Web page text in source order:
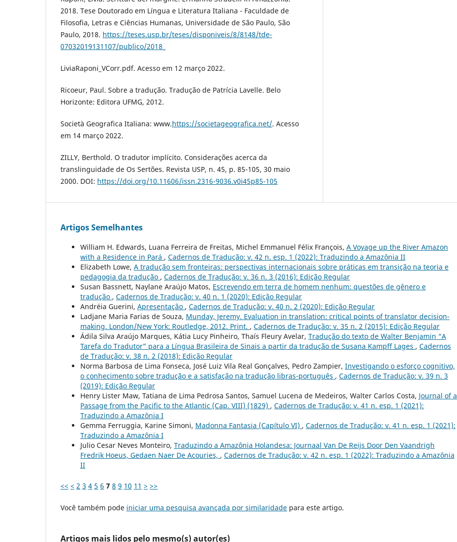
2018. Tese Doutorado em Língua e Literatura Italiana - Faculdade de
Filosofia, Letras e Ciências Humanas, Universidade de São Paulo, São
Paulo, 2018. https://teses.usp.br/teses/disponiveis/8/8148/tde-
07032019131107/publico/2018_
LiviaRaponi_VCorr.pdf. Acesso em 12 março 2022.
Ricoeur, Paul. Sobre a tradução. Tradução de Patrícia Lavelle. Belo
Horizonte: Editora UFMG, 2012.
Società Geografica Italiana: www.https://societageografica.net/. Acesso
em 14 março 2022.
ZILLY, Berthold. O tradutor implícito. Considerações acerca da
translinguidade de Os Sertões. Revista USP, n. 45, p. 85-105, 30 maio
2000. DOI: https://doi.org/10.11606/issn.2316-9036.v0i45p85-105
Artigos Semelhantes
William H. Edwards, Luana Ferreira de Freitas, Michel Emmanuel Félix François, A Voyage up the River Amazon
with a Residence in Pará , Cadernos de Tradução: v. 42 n. esp. 1 (2022): Traduzindo a Amazônia II
Elizabeth Lowe, A tradução sem fronteiras: perspectivas internacionais sobre práticas em transição na teoria e
pedagogia da tradução , Cadernos de Tradução: v. 36 n. 3 (2016): Edição Regular
Susan Bassnett, Naylane Araújo Matos, Escrevendo em terra de homem nenhum: questões de gênero e
tradução , Cadernos de Tradução: v. 40 n. 1 (2020): Edição Regular
Andréia Guerini, Apresentação , Cadernos de Tradução: v. 40 n. 2 (2020): Edição Regular
Ladjane Maria Farias de Souza, Munday, Jeremy. Evaluation in translation: critical points of translator decision-
making. London/New York: Routledge, 2012. Print. , Cadernos de Tradução: v. 35 n. 2 (2015): Edição Regular
Ádila Silva Araújo Marques, Kátia Lucy Pinheiro, Thaís Fleury Avelar, Tradução do texto de Walter Benjamin “A
Tarefa do Tradutor” para a Língua Brasileira de Sinais a partir da tradução de Susana Kampff Lages , Cadernos
de Tradução: v. 38 n. 2 (2018): Edição Regular
Norma Barbosa de Lima Fonseca, José Luiz Vila Real Gonçalves, Pedro Zampier, Investigando o esforço cognitivo,
o conhecimento sobre tradução e a satisfação na tradução libras-português , Cadernos de Tradução: v. 39 n. 3
(2019): Edição Regular
Henry Lister Maw, Tatiana de Lima Pedrosa Santos, Samuel Lucena de Medeiros, Walter Carlos Costa, Journal of a
Passage from the Pacific to the Atlantic (Cap. VIII) (1829) , Cadernos de Tradução: v. 41 n. esp. 1 (2021):
Traduzindo a Amazônia I
Gemma Ferruggia, Karine Simoni, Madonna Fantasia (Capítulo VI) , Cadernos de Tradução: v. 41 n. esp. 1 (2021):
Traduzindo a Amazônia I
Julio Cesar Neves Monteiro, Traduzindo a Amazônia Holandesa: Journaal Van De Reijs Door Den Vaandrigh
Fredrik Hoeus, Gedaen Naer De Acouries, , Cadernos de Tradução: v. 42 n. esp. 1 (2022): Traduzindo a Amazônia
II
<< < 2 3 4 5 6 7 8 9 10 11 > >>
Você também pode iniciar uma pesquisa avançada por similaridade para este artigo.
Artigos mais lidos pelo mesmo(s) autor(es)